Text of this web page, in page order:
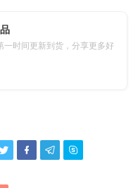
一时间更新到货，分享更多好
  